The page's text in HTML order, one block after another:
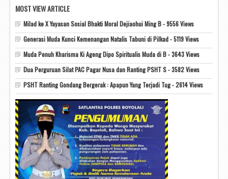
MOST VIEW ARTICLE
Milad ke X Yayasan Sosial Bhakti Moral Dejiaohui Ming B - 9556 Views
Generasi Muda Kunci Kemenangan Natalis Tabuni di Pilkad - 5119 Views
Muda Penuh Kharisma Ki Ageng Dipo Spiritualis Muda di B - 3643 Views
Dua Perguruan Silat PAC Pagar Nusa dan Ranting PSHT S - 3582 Views
PSHT Ranting Gondang Bergerak : Apapun Yang Terjadi Tug - 2614 Views